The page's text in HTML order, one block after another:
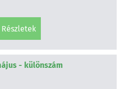
részletek
- különszám